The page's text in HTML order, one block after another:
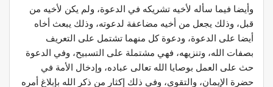
وأيضا فيما سأله لأخيه تشريكه في الدعوة، ولم يكن لأخيه من
قبل، وذلك يجعل من أخيه مضاعفة لدعوته، وذلك يبعث أخاه
أيضا على الدعوة، ودعوة كل منهما تشتمل على التعريف
بصفات الله، وتنزيهه، فهي مشتملة على التسبيح، وفي الدعوة
حث على العمل بوصايا الله تعالى عباده، وإدخال الأمة في
حضرة الإيمان، والتقوى، وفي ذلك إكثار من ذكر الله بإبلاغ أمره